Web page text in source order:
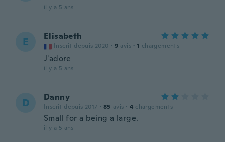
il y a 5 ans
E Elisabeth
Inscrit depuis 2020 · 9 avis · 1 chargements
J'adore
il y a 5 ans
D Danny
Inscrit depuis 2017 · 85 avis · 4 chargements
Small for a being a large.
il y a 5 ans